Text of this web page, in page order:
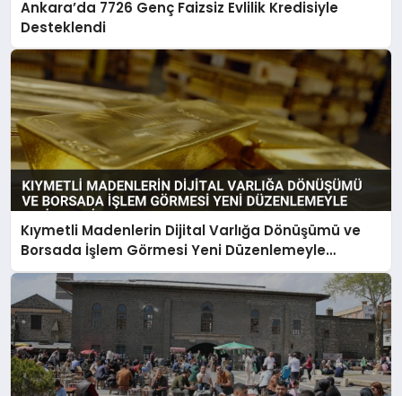
Ankara’da 7726 Genç Faizsiz Evlilik Kredisiyle
Desteklendi
Kıymetli Madenlerin Dijital Varlığa Dönüşümü ve
Borsada İşlem Görmesi Yeni Düzenlemeyle
Belirlendi